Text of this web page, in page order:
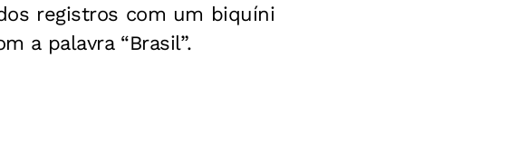
registros com um biquíni
a palavra “Brasil”.